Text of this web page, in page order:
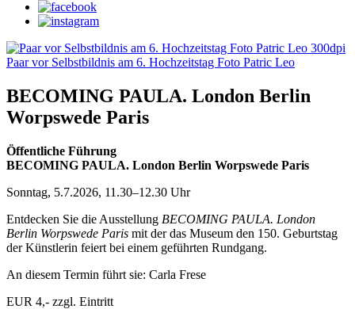
BECOMING PAULA. London Berlin
Worpswede Paris
Öffentliche Führung
BECOMING PAULA. London Berlin Worpswede Paris
Sonntag, 5.7.2026, 11.30–12.30 Uhr
Entdecken Sie die Ausstellung BECOMING PAULA. London
Berlin Worpswede Paris mit der das Museum den 150. Geburtstag
der Künstlerin feiert bei einem geführten Rundgang.
An diesem Termin führt sie: Carla Frese
EUR 4,- zzgl. Eintritt